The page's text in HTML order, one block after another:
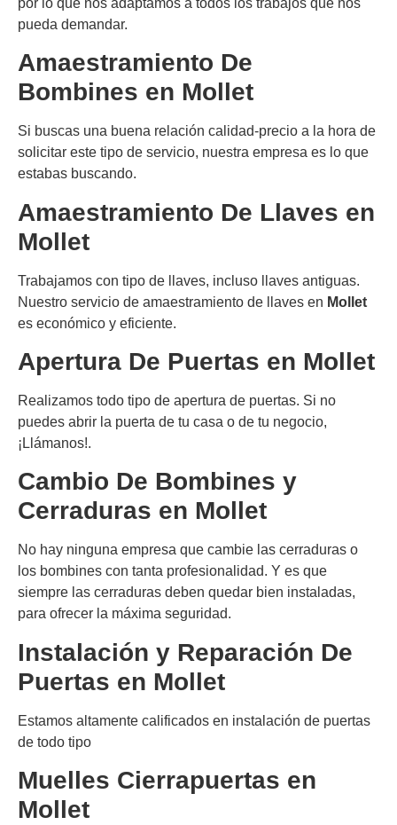
pueda demandar.
Amaestramiento De
Bombines en Mollet
Si buscas una buena relación calidad-precio a la hora de
solicitar este tipo de servicio, nuestra empresa es lo que
estabas buscando.
Amaestramiento De Llaves en
Mollet
Trabajamos con tipo de llaves, incluso llaves antiguas.
Nuestro servicio de amaestramiento de llaves en Mollet
es económico y eficiente.
Apertura De Puertas en Mollet
Realizamos todo tipo de apertura de puertas. Si no
puedes abrir la puerta de tu casa o de tu negocio,
¡Llámanos!.
Cambio De Bombines y
Cerraduras en Mollet
No hay ninguna empresa que cambie las cerraduras o
los bombines con tanta profesionalidad. Y es que
siempre las cerraduras deben quedar bien instaladas,
para ofrecer la máxima seguridad.
Instalación y Reparación De
Puertas en Mollet
Estamos altamente calificados en instalación de puertas
de todo tipo
Muelles Cierrapuertas en
Mollet